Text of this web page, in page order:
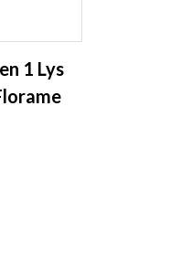
1 Lys